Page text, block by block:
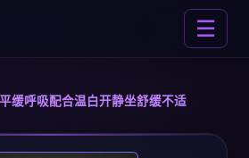
☰
缓呼吸配合温白开静坐舒缓不适